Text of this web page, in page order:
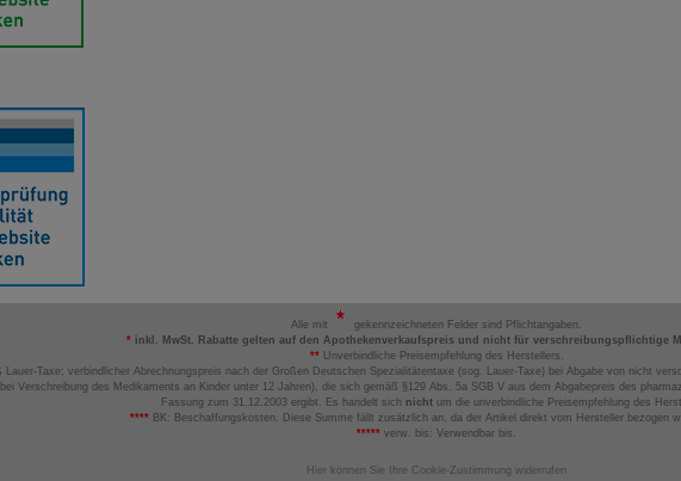
Alle mit
gekennzeichneten Felder sind Pflichtangaben.
* inkl. MwSt. Rabatte gelten auf den Apothekenverkaufspreis und nicht für verschreibungspflichtige
**Unverbindliche Preisempfehlung des Herstellers.
Lauer-Taxe; verbindlicher Abrechnungspreis nach der Großen Deutschen Spezialitätentaxe (sog. Lauer-Taxe) bei Abgabe von nicht
Verschreibung des Medikaments an Kinder unter 12 Jahren), die sich gemäß §129 Abs. 5a SGB V aus dem Abgabepreis des
Fassung zum 31.12.2003 ergibt. Es handelt sich nicht um die unverbindliche Preisempfehlung des
**** BK: Beschaffungskosten. Diese Summe fällt zusätzlich an, da der Artikel direkt vom Hersteller bezogen
***** verw. bis: Verwendbar bis.
Hier können Sie Ihre Cookie-Zustimmung widerrufen